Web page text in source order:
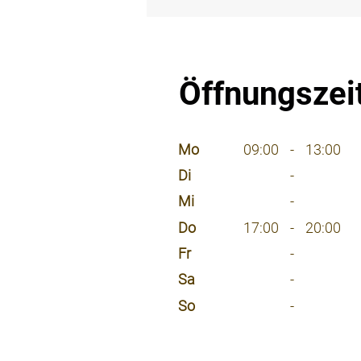
Mo
09:00 - 13:00
Di
-
Mi
-
Do
17:00 - 20:00
Fr
-
Sa
-
So
-